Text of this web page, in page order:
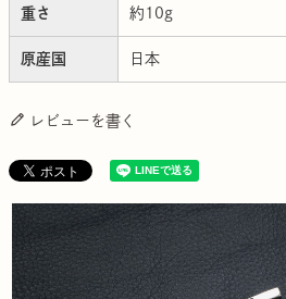
重さ 約10g
原産国 日本
レビューを書く